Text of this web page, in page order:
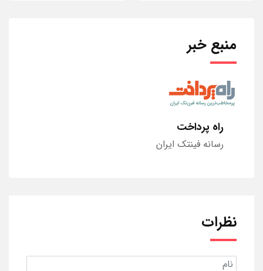
منبع خبر
راه پرداخت
رسانه فینتک ایران
نظرات